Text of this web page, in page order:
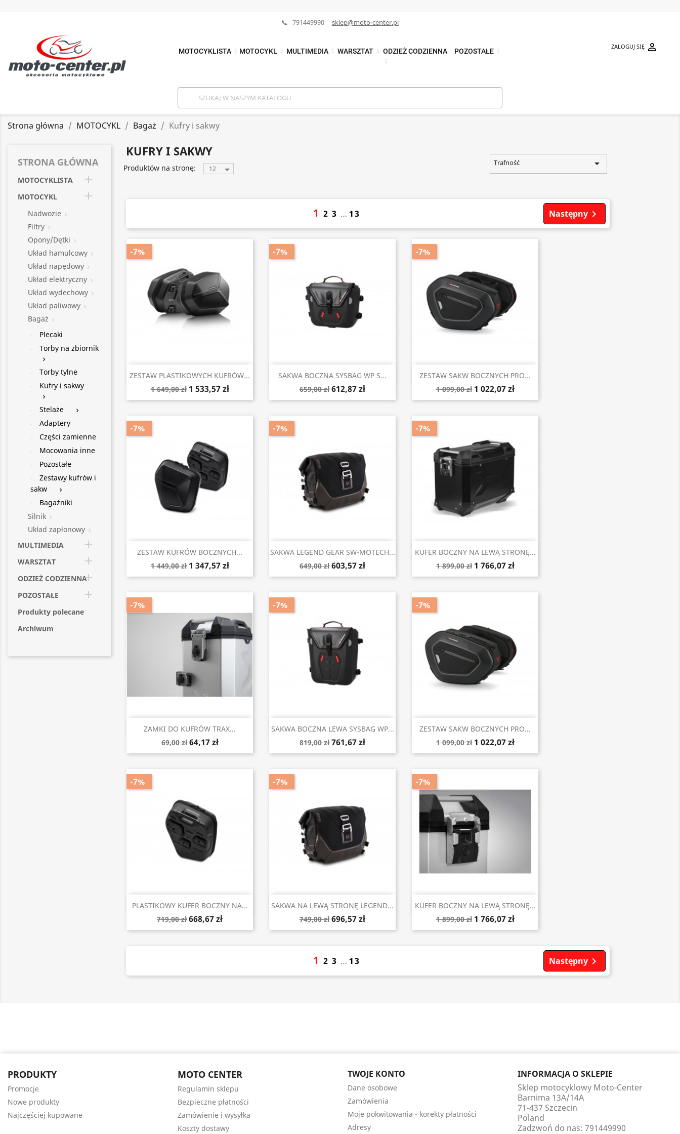
📞 791449990 sklep@moto-center.pl
MOTOCYKLISTA MOTOCYKL MULTIMEDIA WARSZTAT
ODZIEŻ CODZIENNA
POZOSTAŁE


ZALOGUJ SIĘ
Strona główna MOTOCYKL Bagaż Kufry i sakwy
STRONA GŁÓWNA
MOTOCYKLISTA 
MOTOCYKL 
Nadwozie 
Filtry 
Opony/Dętki 
Układ hamulcowy 
Układ napędowy 
Układ elektryczny 
Układ wydechowy 
Układ paliwowy 
Bagaż 
Plecaki
Torby na zbiornik

Torby tylne
Kufry i sakwy

Stelaże 
Adaptery
Części zamienne
Mocowania inne
Pozostałe
Zestawy kufrów i
sakw

Bagażniki
Silnik 
Układ zapłonowy 
MULTIMEDIA 
WARSZTAT 
ODZIEŻ CODZIENNA
POZOSTAŁE 
Produkty polecane
Archiwum
KUFRY I SAKWY
Produktów na stronę: 12 
Trafność 
1 2 3 … 13 Następny
ZESTAW PLASTIKOWYCH KUFRÓW...
1 649,00 zł 1 533,57 zł
-7%
Szybki podgląd
SAKWA BOCZNA SYSBAG WP S...
659,00 zł 612,87 zł
-7%
Szybki podgląd
ZESTAW SAKW BOCZNYCH PRO...
1 099,00 zł 1 022,07 zł
-7%
Szybki podgląd
ZESTAW KUFRÓW BOCZNYCH...
1 449,00 zł 1 347,57 zł
-7%
 Szybki podgląd
SAKWA LEGEND GEAR SW-MOTECH...
649,00 zł 603,57 zł
-7%
Szybki podgląd
KUFER BOCZNY NA LEWĄ STRONĘ...
1 899,00 zł 1 766,07 zł
-7%
Szybki podgląd
ZAMKI DO KUFRÓW TRAX...
69,00 zł 64,17 zł
-7%
 Szybki podgląd
SAKWA BOCZNA LEWA SYSBAG WP...
819,00 zł 761,67 zł
-7%
Szybki podgląd
ZESTAW SAKW BOCZNYCH PRO...
1 099,00 zł 1 022,07 zł
-7%
Szybki podgląd
PLASTIKOWY KUFER BOCZNY NA...
719,00 zł 668,67 zł
-7%
Szybki podgląd
SAKWA NA LEWĄ STRONĘ LEGEND...
749,00 zł 696,57 zł
-7%
 Szybki podgląd
KUFER BOCZNY NA LEWĄ STRONĘ...
1 899,00 zł 1 766,07 zł
-7%
Szybki podgląd
1 2 3 … 13 Następny
PRODUKTY
Promocje
Nowe produkty
Najczęściej kupowane
MOTO CENTER
Regulamin sklepu
Bezpieczne płatności
Zamówienie i wysyłka
Koszty dostawy
TWOJE KONTO
Dane osobowe
Zamówienia
Moje pokwitowania - korekty płatności
Adresy
INFORMACJA O SKLEPIE
Sklep motocyklowy Moto-Center
Barnima 13A/14A
71-437 Szczecin
Poland
Zadzwoń do nas: 791449990